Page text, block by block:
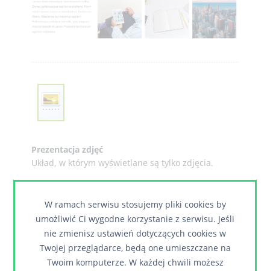
Prezentacja zdjęć
Układ, w którym wyświetlane są tylko zdjęcia.
W ramach serwisu stosujemy pliki cookies by
umożliwić Ci wygodne korzystanie z serwisu. Jeśli
nie zmienisz ustawień dotyczących cookies w
Twojej przeglądarce, będą one umieszczane na
Twoim komputerze. W każdej chwili możesz